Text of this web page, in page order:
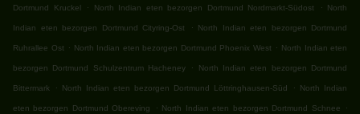
Dortmund Kruckel . North Indian eten bezorgen Dortmund Nordmarkt-Südost . North
Indian eten bezorgen Dortmund Cityring-Ost . North Indian eten bezorgen Dortmund
Ruhrallee Ost . North Indian eten bezorgen Dortmund Phoenix West . North Indian eten
bezorgen Dortmund Schulzentrum Hacheney . North Indian eten bezorgen Dortmund
Bittermark . North Indian eten bezorgen Dortmund Löttringhausen-Süd . North Indian
eten bezorgen Dortmund Obereving . North Indian eten bezorgen Dortmund Schnee .